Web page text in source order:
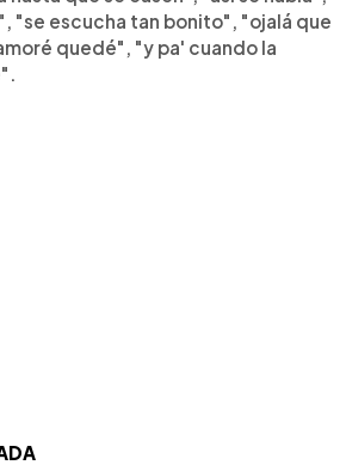
"se escucha tan bonito", "ojalá que
quedé", "y pa' cuando la